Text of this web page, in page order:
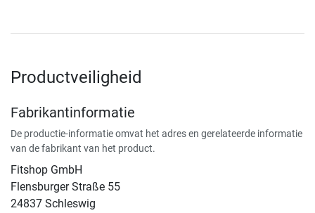
Productveiligheid
Fabrikantinformatie
De productie-informatie omvat het adres en gerelateerde informatie
van de fabrikant van het product.
Fitshop GmbH
Flensburger Straße 55
24837 Schleswig